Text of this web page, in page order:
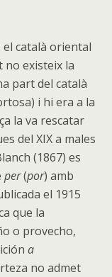
el català oriental
no existeix la
part del català
i hi era a la
la va rescatar
del XIX a males
(1867) es
per(por) amb
el 1915
que la
o provecho,
a
no admet